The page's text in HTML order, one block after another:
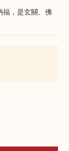
福，是玄關、佛